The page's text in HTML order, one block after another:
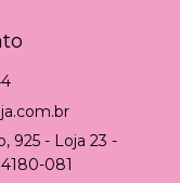
925 - Loja 23 -
081